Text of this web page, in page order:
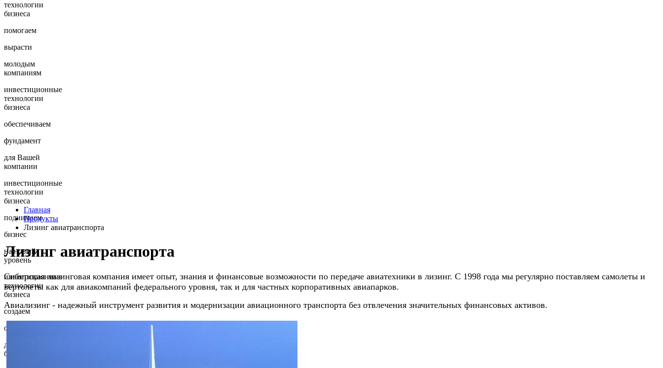
технологии
бизнеса
помогаем
вырасти
молодым
компаниям
инвестиционные
технологии
бизнеса
обеспечиваем
фундамент
для Вашей
компании
инвестиционные
технологии
бизнеса
поднимаем
бизнес
на новый
уровень
инвестиционные
технологии
бизнеса
создаем
основу
для вашего
бизнеса
Главная
Продукты
Лизинг авиатранспорта
Лизинг авиатранспорта
Сибирская лизинговая компания имеет опыт, знания и финансовые возможности по передаче авиатехники в лизинг. С 1998 года мы регулярно поставляем самолеты и
вертолеты как для авиакомпаний федерального уровня, так и для частных корпоративных авиапарков.
Авиализинг - надежный инструмент развития и модернизации авиационного транспорта без отвлечения значительных финансовых активов.